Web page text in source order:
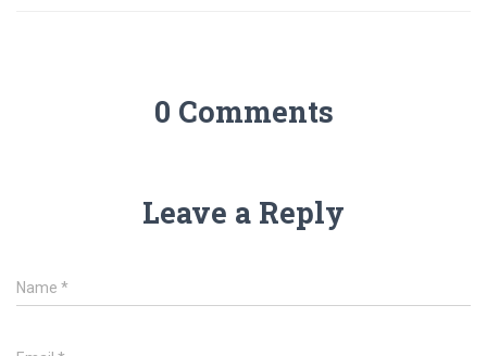
0 Comments
Leave a Reply
Name *